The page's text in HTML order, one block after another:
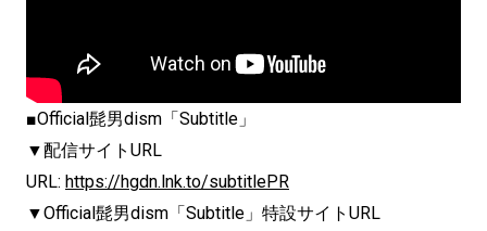
■Official髭男dism「Subtitle」
▼配信サイトURL
URL: https://hgdn.lnk.to/subtitlePR
▼Official髭男dism「Subtitle」特設サイトURL